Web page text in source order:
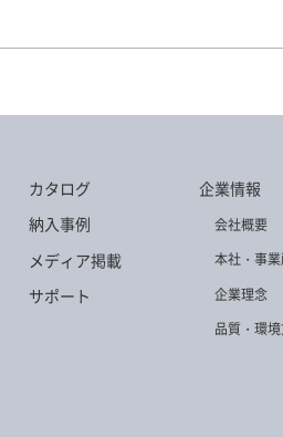
DD-3175-L DD-3234-N
カタログ
納入事例
メディア掲載
サポート
企業情報
会社概要
本社・事
企業理念
品質・環